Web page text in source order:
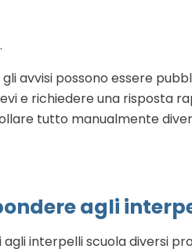
avvisi possono essere
e richiedere una risposta
tutto manualmente
agli
agli interpelli scuola diversi